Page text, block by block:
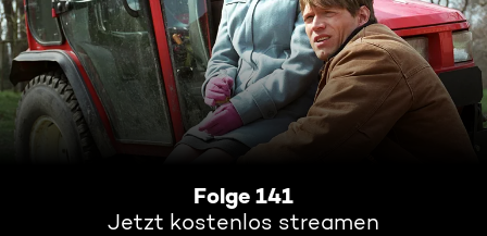
Folge 141
Jetzt kostenlos streamen